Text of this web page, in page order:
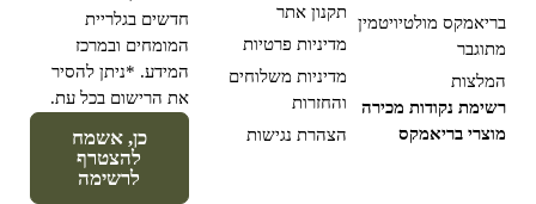
בריאמקס מולטיויטמין
מתוגבר
המלצות
רשימת נקודות מכירה
מוצרי בריאמקס
תקנון אתר
מדיניות פרטיות
מדיניות משלוחים
והחזרות
הצהרת נגישות
חדשים בגלריית
המומחים ובמרכז
המידע. *ניתן להסיר
את הרישום בכל עת.
כן, אשמח
להצטרף
לרשימה